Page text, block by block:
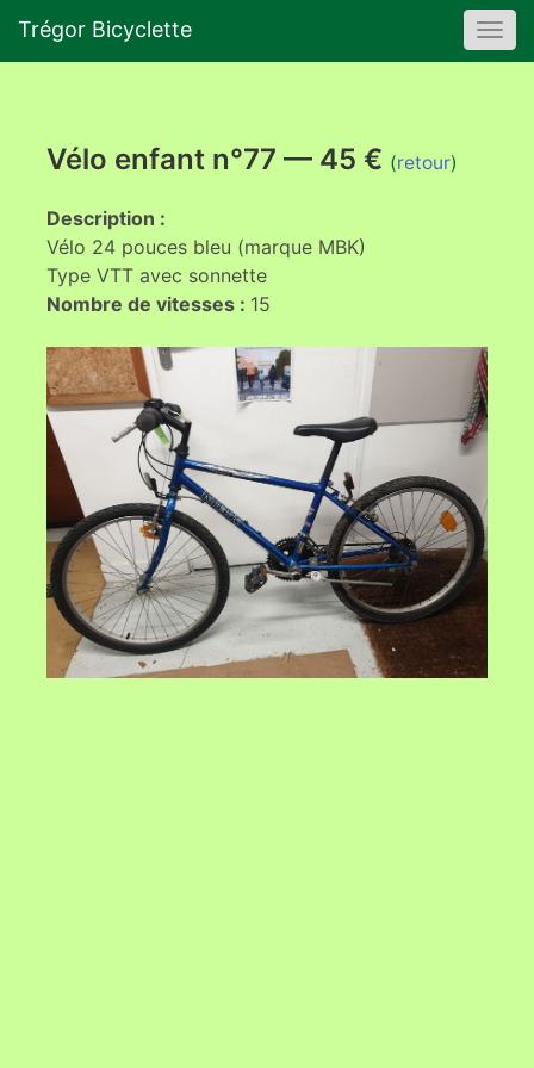
Trégor Bicyclette
Vélo enfant n°77 — 45 € (retour)
Description :
Vélo 24 pouces bleu (marque MBK)
Type VTT avec sonnette
Nombre de vitesses : 15